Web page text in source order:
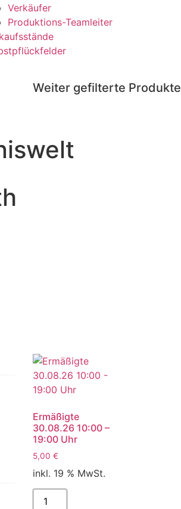
Verkäufer
Produktions-Teamleiter
Weiter gefilterte Produkte
Ermäßigte
30.08.26 10:00 –
19:00 Uhr
5,00 €
inkl. 19 % MwSt.